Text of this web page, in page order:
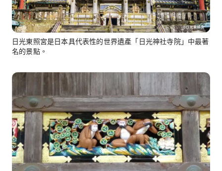
日光東照宮是日本具代表性的世界遺產「日光神社寺院」中最著
名的景點。